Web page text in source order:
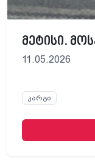
მეტისი.
11.05.2026
კარგი